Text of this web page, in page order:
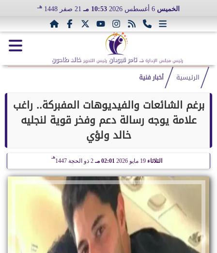
الخميس 10:53 مـ 21 صفر 1448 هـ
رئيس مجلس الإدارة د. تامر قبودان رئيس التحرير خالد طاحون
الرئيسية أخبار فنية
برغم الشائعات والفيديوهات المفبركة.. راغب
علامة يوجه رسالة دعم وفخر قوية لنجليه
خالد ولؤي
الثلاثاء 19 مايو 2026 02:01 مـ 2 ذو الحجة 1447
هـ